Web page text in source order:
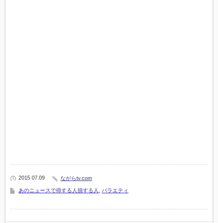
2015 07.09 ながらtv.com
あのニュースで得する人損する人 バラエティ